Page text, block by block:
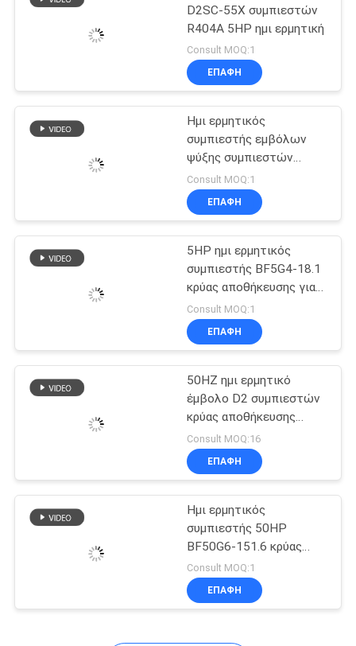
Εναλλάκτης
θερμότητας πλάκα
Πόρτες κρύας
αποθήκευσης
Συμπιεστής κρύας
αποθήκευσης
110
D2SC-55X συμπιεστών
R404A 5HP ημι ερμητική
Consult MOQ:1
ΕΠΑΦΉ
Ημι ερμητικός
συμπιεστής εμβόλων
ψύξης συμπιεστών
κρύων δωματίων 5HP
BF5G2-18.4
Consult MOQ:1
ΕΠΑΦΉ
5HP ημι ερμητικός
συμπιεστής BF5G4-18.1
κρύας αποθήκευσης για
το κρύο δωμάτιο
Consult MOQ:1
ΕΠΑΦΉ
50HZ ημι ερμητικό
έμβολο D2 συμπιεστών
κρύας αποθήκευσης
ψύξης - 11.1Y
Consult MOQ:16
ΕΠΑΦΉ
Ημι ερμητικός
συμπιεστής 50HP
BF50G6-151.6 κρύας
αποθήκευσης εμβόλων
Consult MOQ:1
ΕΠΑΦΉ